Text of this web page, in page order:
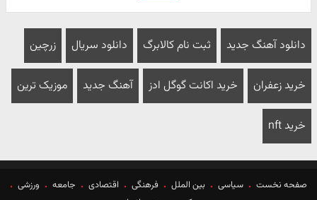
دانلود آهنگ جدید ثبت نام کالابرگ دانلود سریال زرچین
خرید زعفران خرید اکانت گوگل ادز آهنگ جدید موزیک ترین
خرید nft
صفحه نخست سیاسی بین الملل فرهنگی اقتصادی جامعه
ورزشی